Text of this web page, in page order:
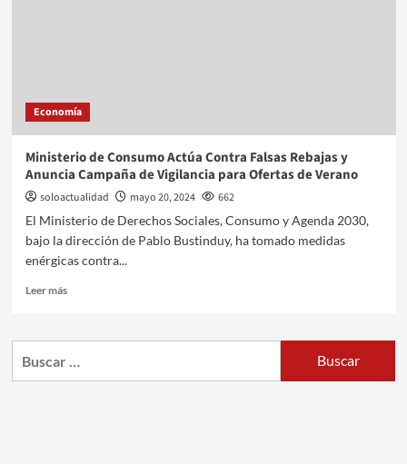
Economía
Ministerio de Consumo Actúa Contra Falsas Rebajas y
Anuncia Campaña de Vigilancia para Ofertas de Verano
soloactualidad mayo 20, 2024
662
El Ministerio de Derechos Sociales, Consumo y Agenda 2030,
bajo la dirección de Pablo Bustinduy, ha tomado medidas
enérgicas contra...
Leer más